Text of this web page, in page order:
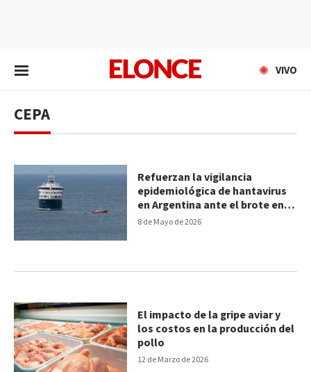
VIVO
CEPA
8 de Mayo de 2026
Refuerzan la vigilancia
epidemiológica de hantavirus
en Argentina ante el brote en
crucero
12 de Marzo de 2026
El impacto de la gripe aviar y
los costos en la producción del
pollo